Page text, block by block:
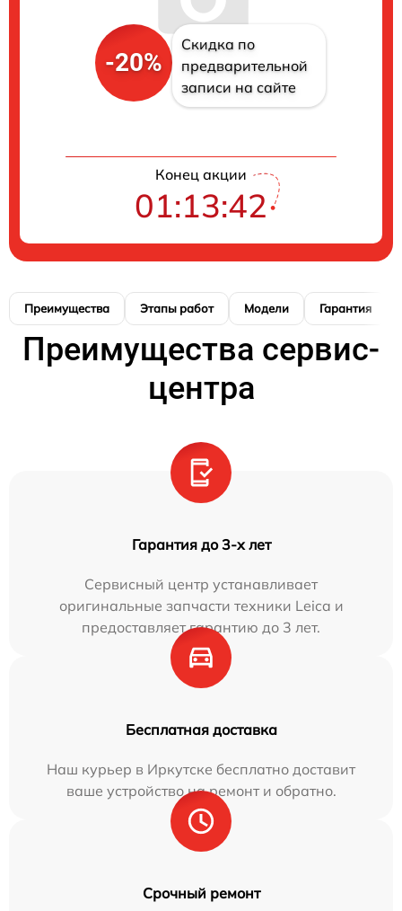
-20%
Скидка по
предварительной
записи на сайте
Конец акции
01:13:41
Преимущества Этапы работ Модели Гарантия
Преимущества сервис-
центра
Гарантия до 3-х лет
Сервисный центр устанавливает
оригинальные запчасти техники Leica и
предоставляет гарантию до 3 лет.
Бесплатная доставка
Наш курьер в Иркутске бесплатно доставит
ваше устройство на ремонт и обратно.
Срочный ремонт